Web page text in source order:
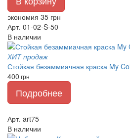
экономия 35 грн
Арт. 01-02-S-50
В наличии
ХИТ продаж
Стойкая безаммиачная краска My
400 грн
Подробнее
Арт. art75
В наличии